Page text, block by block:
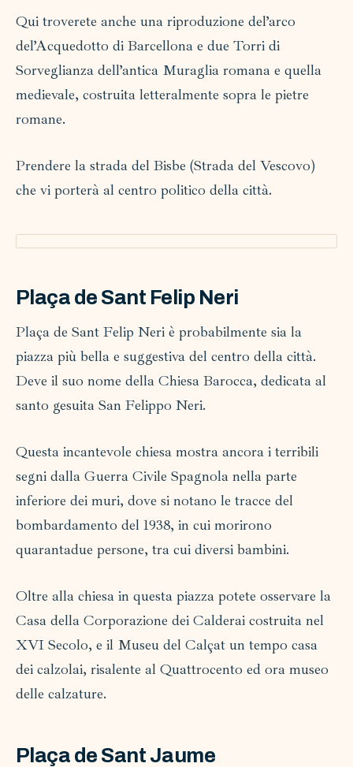
Qui troverete anche una riproduzione del’arco
del’Acquedotto di Barcellona e due Torri di
Sorveglianza dell’antica Muraglia romana e quella
medievale, costruita letteralmente sopra le pietre
romane.
Prendere la strada del Bisbe (Strada del Vescovo)
che vi porterà al centro politico della città.
Plaça de Sant Felip Neri
Plaça de Sant Felip Neri è probabilmente sia la
piazza più bella e suggestiva del centro della città.
Deve il suo nome della Chiesa Barocca, dedicata al
santo gesuita San Felippo Neri.
Questa incantevole chiesa mostra ancora i terribili
segni dalla Guerra Civile Spagnola nella parte
inferiore dei muri, dove si notano le tracce del
bombardamento del 1938, in cui morirono
quarantadue persone, tra cui diversi bambini.
Oltre alla chiesa in questa piazza potete osservare la
Casa della Corporazione dei Calderai costruita nel
XVI Secolo, e il Museu del Calçat un tempo casa
dei calzolai, risalente al Quattrocento ed ora museo
delle calzature.
Plaça de Sant Jaume